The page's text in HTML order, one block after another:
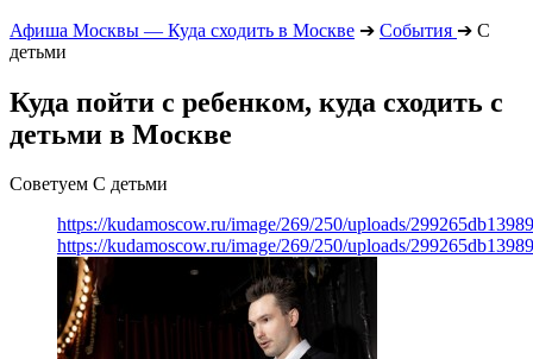
Афиша Москвы — Куда сходить в Москве ➔ События ➔ С
детьми
Куда пойти с ребенком, куда сходить с
детьми в Москве
Советуем С детьми
https://kudamoscow.ru/image/269/250/uploads/
https://kudamoscow.ru/image/269/250/uploads/